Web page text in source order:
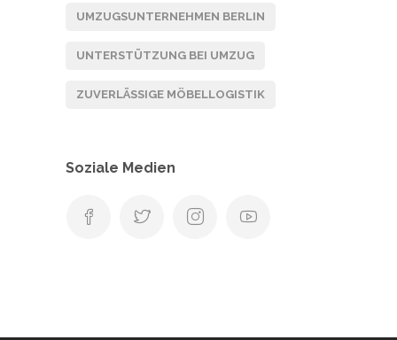
UMZUGSUNTERNEHMEN BERLIN
UNTERSTÜTZUNG BEI UMZUG
ZUVERLÄSSIGE MÖBELLOGISTIK
Soziale Medien